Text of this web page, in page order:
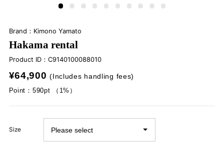
Brand：Kimono Yamato
Hakama rental
Product ID： C9140100088010
¥64,900(Includes handling fees)
Point：590pt （1%）
Size